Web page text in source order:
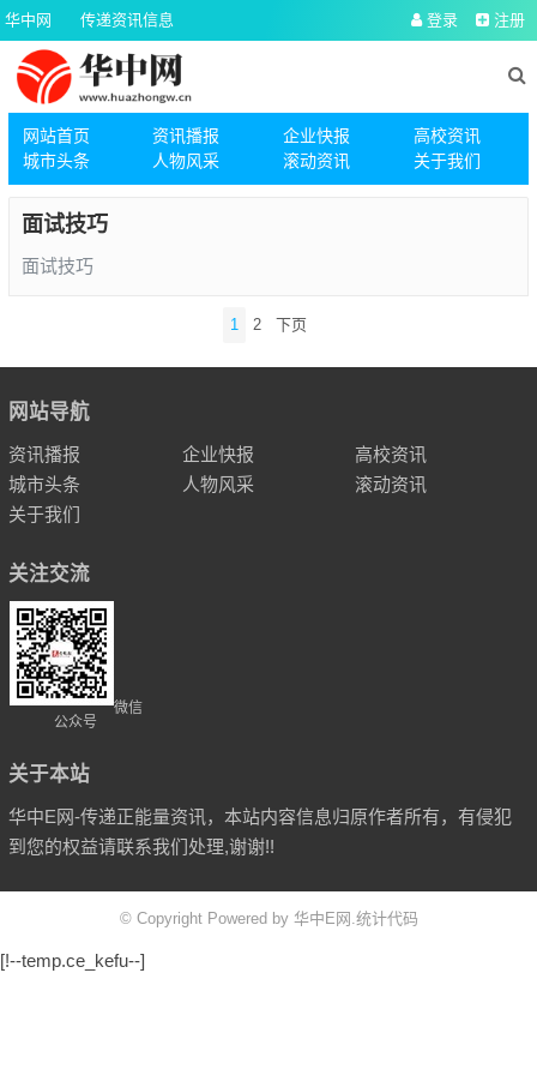
华中网 传递资讯信息 登录 注册
网站首页 资讯播报 企业快报
高校资讯
城市头条
人物风采 滚动资讯 关于我们
面试技巧
面试技巧
导
航
1 2 下页
网站导航
资讯播报 企业快报
高校资讯
城市头条
人物风采
滚动资讯
关于我们
关注交流
微信
公众号
关于本站
华中E网-传递正能量资讯，本站内容信息归原作者所有，有侵犯
到您的权益请联系我们处理,谢谢!!
© Copyright Powered by 华中E网.统计代码
[!--temp.ce_kefu--]